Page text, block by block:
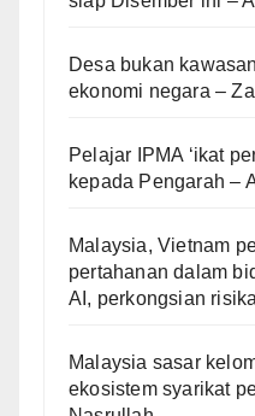
Desa bukan
ekonomi negara –
Pelajar IPMA ‘ikat
kepada Pengarah –
Malaysia, Vietnam
pertahanan dalam
AI, perkongsian
Malaysia sasar
ekosistem syarikat